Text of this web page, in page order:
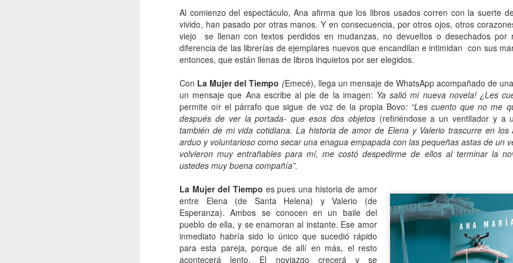
Al comienzo del espectáculo, Ana afirma que los libros usados corren con la suerte
vivido, han pasado por otras manos. Y en consecuencia, por otros ojos, otros
viejo se llenan con textos perdidos en mudanzas, no devueltos o desechados
diferencia de las librerías de ejemplares nuevos que encandilan e intimidan con sus
entonces, que están llenas de libros inquietos por ser elegidos.
Con La Mujer del Tiempo (Emecé), llega un mensaje de WhatsApp acompañado de
un mensaje que Ana escribe al pie de la imagen: Ya salió mi nueva novela! ¿Les
permite oír el párrafo que sigue de voz de la propia Bovo: “Les cuento que no me
después de ver la portada- que esos dos objetos (refiriéndose a un ventilador y a
también de mi vida cotidiana. La historia de amor de Elena y Valerio trascurre en
arduo y voluntarioso como secar una enagua empapada con las pequeñas astas de un
volvieron muy entrañables para mí, me costó despedirme de ellos al terminar la
ustedes muy buena compañía”.
La Mujer del Tiempo es pues una historia de amor
entre Elena (de Santa Helena) y Valerio (de
Esperanza). Ambos se conocen en un baile del
pueblo de ella, y se enamoran al instante. Ese amor
inmediato habría sido lo único que sucedió rápido
para esta pareja, porque de allí en más, el resto
acontecerá lento. El noviazgo crecerá y se
entre el shock y un enorme desconsuelo. Tan adorable y honesta como
persona, tan excelente y angelada como actriz, tan amorosa y atenta
en su maternidad elegida y conquistada palmo a palmo... Cómo no
pensar en su queridísimo hijo adoptivo Osqui Ferrero, que resultó,
jovencísimo, una notable revelación como actor en Más bello que la
JAN
13
Mi Rob Reiner privado
Por Moira Soto
Narrador de varios cuentos románticos fílmicos para gente adulta,
persona muy querida en la farándula hollywoodense y más allá,
comprometido activista del partido demócrata, Rob Reiner -como es
muy sabido por la difusión que tuvo la noticia- fue víctima de la muerte
más horrible que pudiera tener alguien de sus quilates. Una jugarreta
malvada del destino que, en general -salvo a individuos desalmados
como el “presidente” actual de los Estados Unidos-, costó asumir.
JAN
13
Mi padre lee